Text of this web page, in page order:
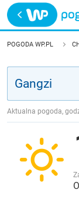
Trwa ładowanie
POLSKA
JAKOŚĆ
POGODA WP.PL
Aktualna pogoda,